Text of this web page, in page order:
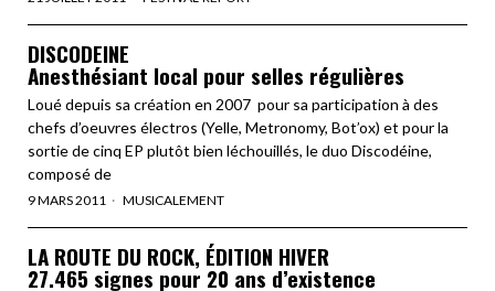
DISCODEINE
Anesthésiant local pour selles régulières
Loué depuis sa création en 2007 pour sa participation à des
chefs d’oeuvres électros (Yelle, Metronomy, Bot’ox) et pour la
sortie de cinq EP plutôt bien léchouillés, le duo Discodéine,
composé de
9 MARS 2011 MUSICALEMENT
LA ROUTE DU ROCK, ÉDITION HIVER
27.465 signes pour 20 ans d’existence